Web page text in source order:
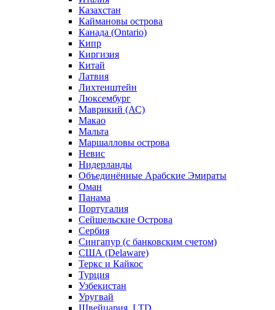
Казахстан
Каймановы острова
Канада (Ontario)
Кипр
Киргизия
Китай
Латвия
Лихтенштейн
Люксембург
Маврикий (АС)
Макао
Мальта
Маршалловы острова
Нeвис
Нидерланды
Объединённые Арабские Эмираты
Оман
Панама
Португалия
Сейшельские Острова
Сербия
Сингапур (c банковским счетом)
США (Delaware)
Теркс и Кайкос
Турция
Узбекистан
Уругвай
Швейцария, LTD